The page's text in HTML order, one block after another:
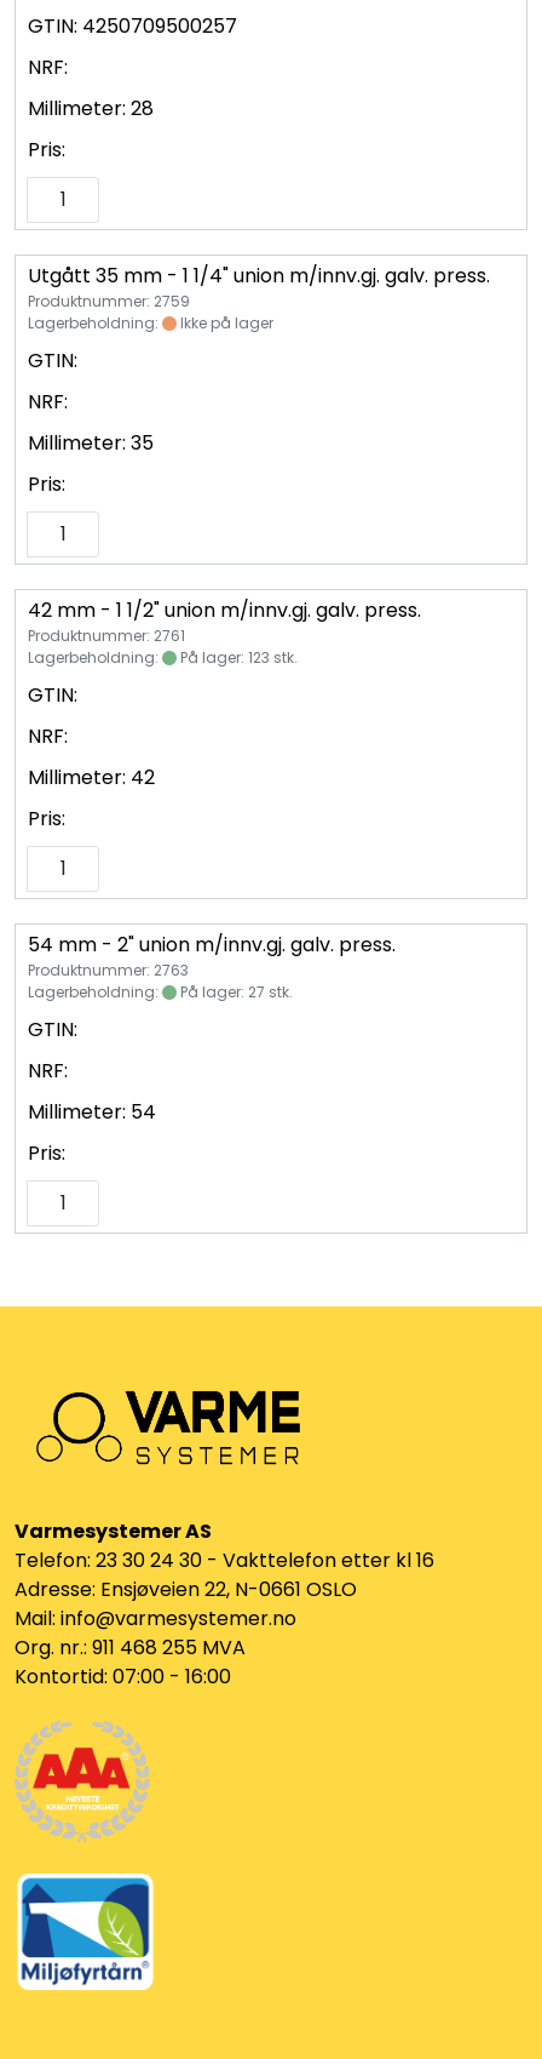
GTIN: 4250709500257
NRF:
Millimeter: 28
Pris:
Utgått 35 mm - 1 1/4" union m/innv.gj. galv. press.
Produktnummer: 2759
Lagerbeholdning:
Ikke på lager
GTIN:
NRF:
Millimeter: 35
Pris:
42 mm - 1 1/2" union m/innv.gj. galv. press.
Produktnummer: 2761
Lagerbeholdning:
På lager: 123 stk.
GTIN:
NRF:
Millimeter: 42
Pris:
54 mm - 2" union m/innv.gj. galv. press.
Produktnummer: 2763
Lagerbeholdning:
På lager: 27 stk.
GTIN:
NRF:
Millimeter: 54
Pris:
Varmesystemer AS
Telefon: 23 30 24 30 - Vakttelefon etter kl 16
Adresse: Ensjøveien 22, N-0661 OSLO
Mail: info@varmesystemer.no
Org. nr.: 911 468 255 MVA
Kontortid: 07:00 - 16:00